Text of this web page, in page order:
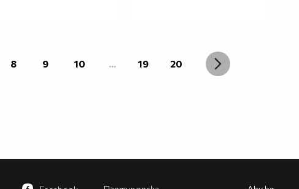
8 9 10 ... 19 20